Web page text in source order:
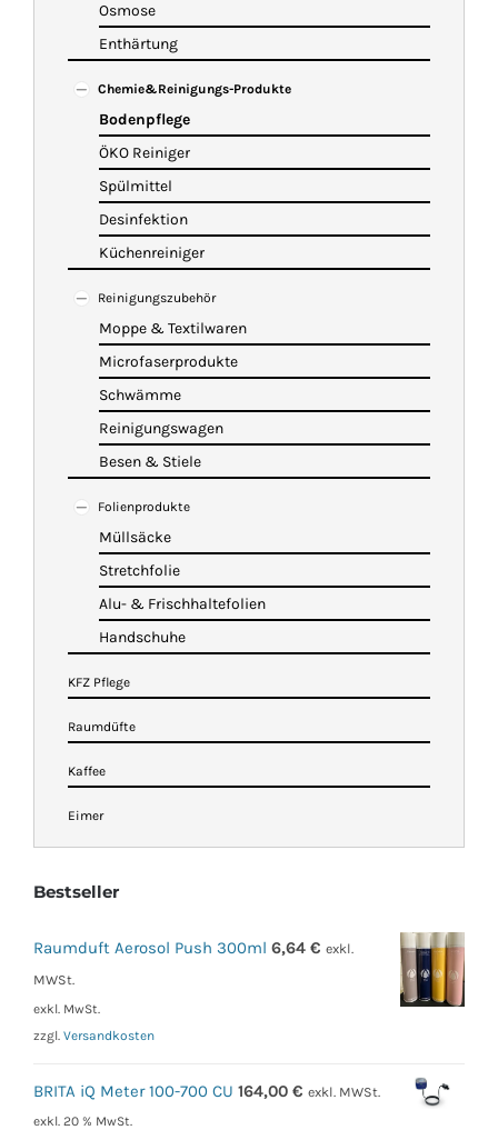
Osmose
Enthärtung
Chemie&Reinigungs-Produkte
Bodenpflege
ÖKO Reiniger
Spülmittel
Desinfektion
Küchenreiniger
Reinigungszubehör
Moppe & Textilwaren
Microfaserprodukte
Schwämme
Reinigungswagen
Besen & Stiele
Folienprodukte
Müllsäcke
Stretchfolie
Alu- & Frischhaltefolien
Handschuhe
KFZ Pflege
Raumdüfte
Kaffee
Eimer
Bestseller
Raumduft Aerosol Push 300ml 6,64 € exkl.
MWSt.
exkl. MwSt.
zzgl. Versandkosten
BRITA iQ Meter 100-700 CU 164,00 € exkl. MWSt.
exkl. 20 % MwSt.